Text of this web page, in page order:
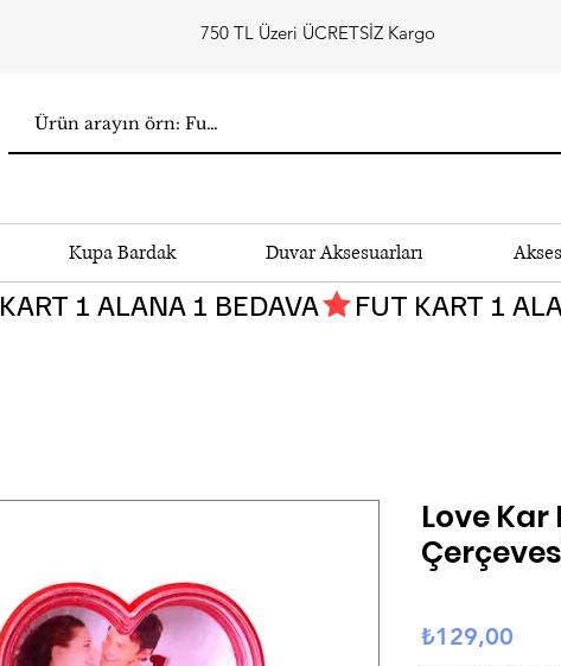
750 TL Üzeri ÜCRETSİZ Kargo
Kupa Bardak Duvar Aksesuarları
Love
₺129,00